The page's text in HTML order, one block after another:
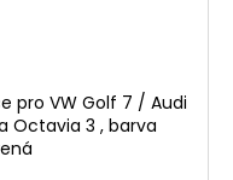
pro VW Golf 7 / Audi
Octavia 3 , barva